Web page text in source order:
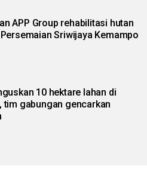
APP Group rehabilitasi hutan
Sriwijaya Kemampo
10 hektare lahan di
tim gabungan gencarkan